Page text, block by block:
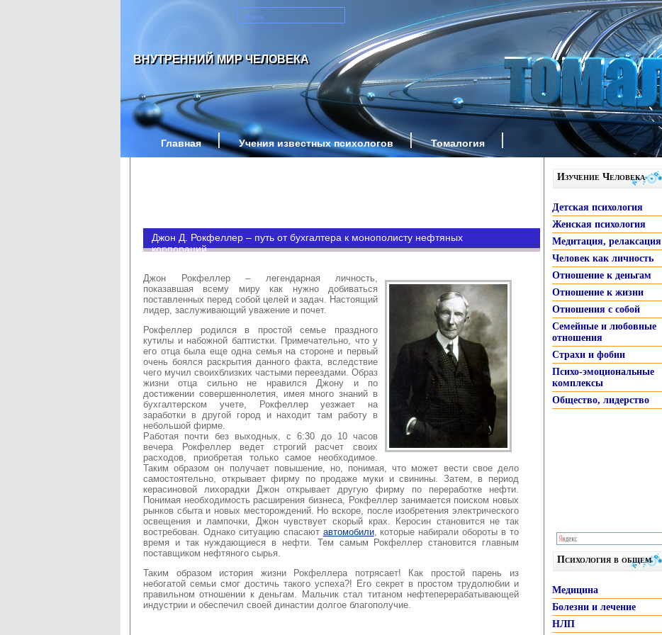
ВНУТРЕННИЙ МИР ЧЕЛОВЕКА
Главная Учения известных психологов Томалогия
Джон Д. Рокфеллер – путь от бухгалтера к монополисту нефтяных
корпораций
Джон Рокфеллер – легендарная личность,
показавшая всему миру как нужно добиваться
поставленных перед собой целей и задач. Настоящий
лидер, заслуживающий уважение и почет.
Рокфеллер родился в простой семье праздного
кутилы и набожной баптистки. Примечательно, что у
его отца была еще одна семья на стороне и первый
очень боялся раскрытия данного факта, вследствие
чего мучил своихблизких частыми переездами. Образ
жизни отца сильно не нравился Джону и по
достижении совершеннолетия, имея много знаний в
бухгалтерском учете, Рокфеллер уезжает на
заработки в другой город и находит там работу в
небольшой фирме.
Работая почти без выходных, с 6:30 до 10 часов
вечера Рокфеллер ведет строгий расчет своих
расходов, приобретая только самое необходимое.
Таким образом он получает повышение, но, понимая, что может вести свое дело
самостоятельно, открывает фирму по продаже муки и свинины. Затем, в период
керасиновой лихорадки Джон открывает другую фирму по переработке нефти.
Понимая необходимость расширения бизнеса, Рокфеллер занимается поиском новых
рынков сбыта и новых месторождений. Но вскоре, после изобретения электрического
освещения и лампочки, Джон чувствует скорый крах. Керосин становится не так
востребован. Однако ситуацию спасают автомобили, которые набирали обороты в то
время и так нуждающиеся в нефти. Тем самым Рокфеллер становится главным
поставщиком нефтяного сырья.
Таким образом история жизни Рокфеллера потрясает! Как простой парень из
небогатой семьи смог достичь такого успеха?! Его секрет в простом трудолюбии и
правильном отношении к деньгам. Мальчик стал титаном нефтеперерабатывающей
индустрии и обеспечил своей династии долгое благополучие.
Изучение Человека
Детская психология
Женская психология
Медитация, релаксация
Человек как личность
Отношение к деньгам
Отношение к жизни
Отношения с собой
Семейные и любовные
отношения
Страхи и фобии
Психо-эмоциональные
комплексы
Общество, лидерство
Психология в общем
Медицина
Болезни и лечение
НЛП